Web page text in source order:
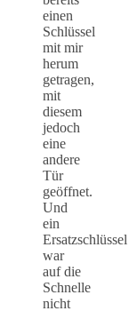
einen
Schlüssel
mit mir
herum
getragen,
mit
diesem
jedoch
eine
andere
Tür
geöffnet.
Und
ein
Ersatzschlüssel
war
auf die
Schnelle
nicht